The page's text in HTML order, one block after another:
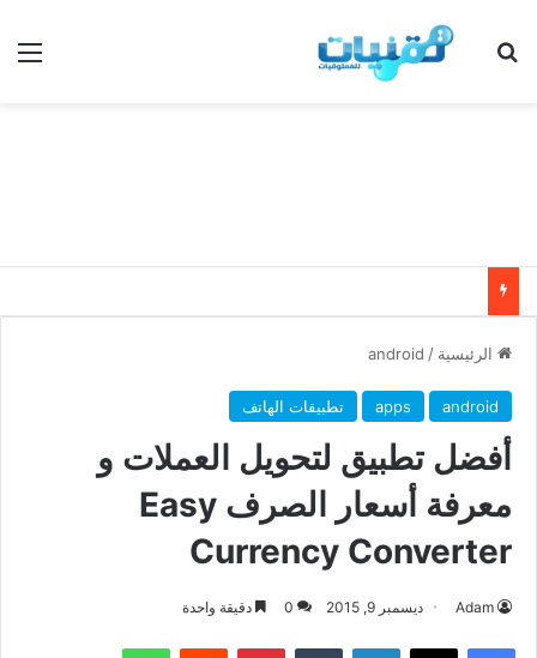
بحث عن
الرئيسية /
android
android
apps تطبيقات الهاتف
أفضل تطبيق لتحويل العملات و
معرفة أسعار الصرف Easy
Currency Converter
Adam ديسمبر 9, 2015 0 دقيقة واحدة
فيسبوك ‫X لينكدإن بينتيريست واتساب